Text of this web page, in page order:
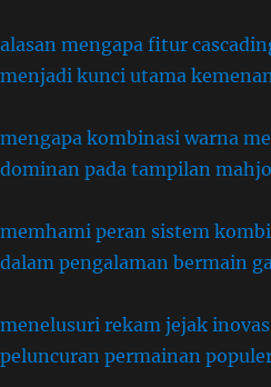
alasan mengapa fitur
menjadi kunci utama
mengapa kombinasi warna
dominan pada tampilan
memhami peran sistem
dalam pengalaman bermain
menelusuri rekam jejak
peluncuran permainan